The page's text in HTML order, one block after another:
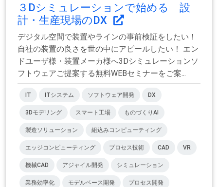
３Dシミュレーションで始める 設
計・生産現場のDX
デジタル空間で装置やラインの事前検証をしたい！ ​​​
自社の装置の良さを世の中にアピールしたい！ エン
ドユーザ様・装置メーカ様へ3Dシミュレーションソ
フトウェアご提案する無料WEBセミナーをご案...
IT ITシステム ソフトウェア開発 DX
3Dモデリング スマート工場 ものづくりAI
製造ソリューション 組込みコンピューティング
エッジコンピューティング プロセス技術 CAD VR
機械CAD アジャイル開発 シミュレーション
業務効率化 モデルベース開発 プロセス開発